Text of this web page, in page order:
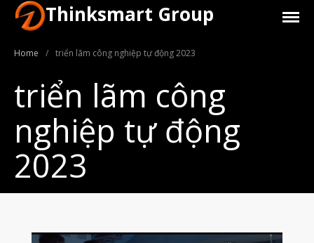
Giới Thiệu
Máy In 3D SLA Công Nghiệp
Thinksmart Group
Home / triển lãm công nghiệp tự động 2023
triển lãm công
nghiệp tự động
2023